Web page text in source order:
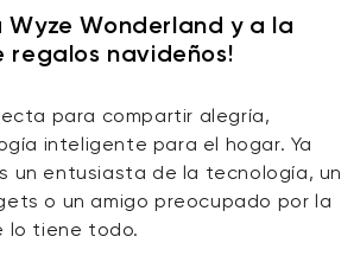
de Wyze para nuevos padres
de Wyze para inquilinos
de Wyze para propietarios de
Wyze Wonderland y a la
regalos navideños!
para compartir alegría,
inteligente para el hogar. Ya
un entusiasta de la tecnología, un
o un amigo preocupado por la
lo tiene todo.